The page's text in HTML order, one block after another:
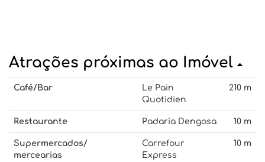
Atrações próximas ao Imóvel
Café/Bar
Le Pain
Quotidien
210 m
Restaurante Padaria Dengosa 10 m
Supermercados/
mercearias
Carrefour
Express
10 m